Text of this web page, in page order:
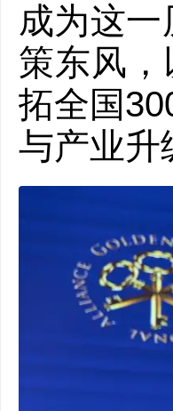
成为这
策东风，
拓全国
与产业升